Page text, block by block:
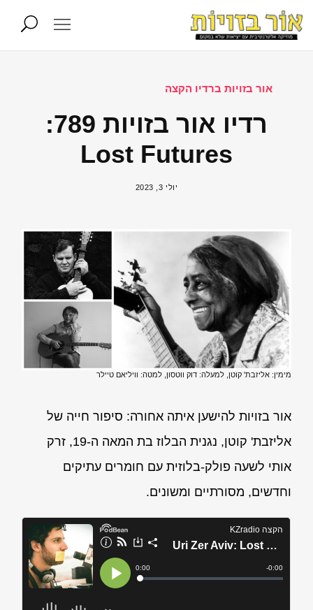
אור בזויות ברדיו הקצה
רדיו אור בזויות 789:
Lost Futures
יולי 3, 2023
מימין: אליזבת' קוטן, למעלה: דוק ווטסון, למטה: וויליאם טיילר
אור בזויות להישען איתה אחורה: סיפור חייה של
אליזבת' קוטן, נגנית הבלוז בת המאה ה-19, זרק
אותי לשעה פולק-בלוזית עם חומרים עתיקים
וחדשים, מסורתיים ומשונים.